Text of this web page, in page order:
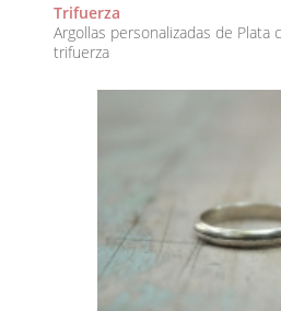
Trifuerza
Argollas personalizadas de Plata
trifuerza